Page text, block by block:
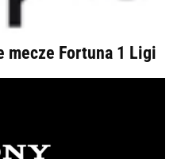
mecze Fortuna 1 Ligi